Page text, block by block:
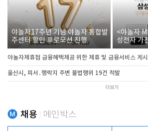
야놀자17주년 기념 야놀자 통합발
주센터 할인 프로모션 진행
<야놀자
성전자 가
야놀자제휴점 금융혜택제공 위한 제휴 및 금융서비스 게시
울산시, 피서․행락지 주변 불법행위 19건 적발
더보기
채용 메인박스